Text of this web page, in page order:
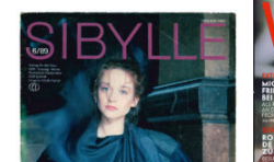
SIBYLLE 6/89